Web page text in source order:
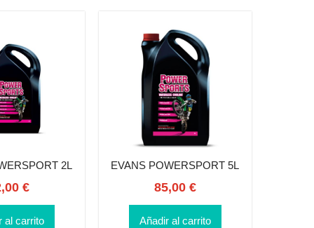
2L
€
al carrito
EVANS POWERSPORT 5L
85,00 €
Añadir al carrito